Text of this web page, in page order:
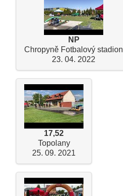
NP
Chropyně Fotbalový stadion
23. 04. 2022
17,52
Topolany
25. 09. 2021